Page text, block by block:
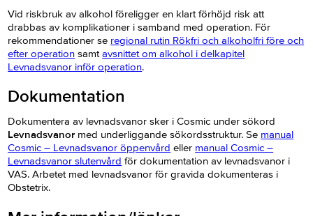
Vid riskbruk av alkohol föreligger en klart förhöjd risk att
drabbas av komplikationer i samband med operation. För
rekommendationer se regional rutin Rökfri och alkoholfri före och
efter operation samtavsnittet om alkohol i delkapitel
Levnadsvanor inför operation.
Dokumentation
Dokumentera av levnadsvanor sker i Cosmic under sökord
Levnadsvanor med underliggande sökordsstruktur. Se manual
Cosmic – Levnadsvanor öppenvård eller manual Cosmic –
Levnadsvanor slutenvård för dokumentation av levnadsvanor i
VAS. Arbetet med levnadsvanor för gravida dokumenteras i
Obstetrix.